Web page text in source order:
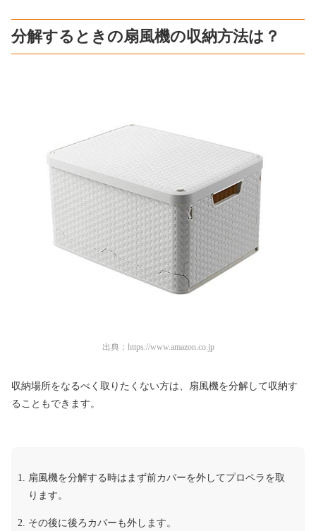
分解するときの扇風機の収納方法は？
出典： https://www.amazon.co.jp
収納場所をなるべく取りたくない方は、扇風機を分解して収納す
ることもできます。
扇風機を分解する時はまず前カバーを外してプロペラを取
ります。
その後に後ろカバーも外します。